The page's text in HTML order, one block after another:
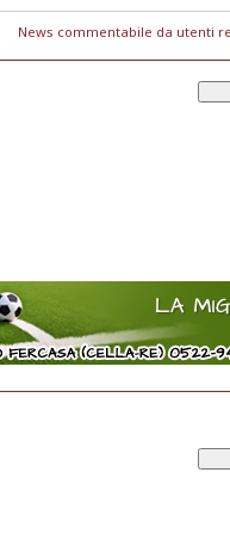
News commentabile da utenti